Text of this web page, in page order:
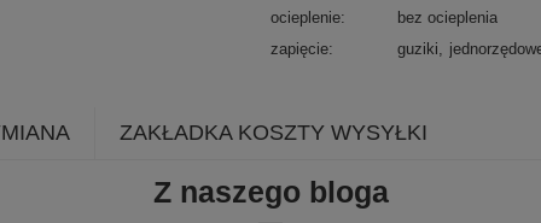
ocieplenie
bez ocieplenia
zapięcie
guziki
ZAKŁADKA KOSZTY WYSYŁKI
Z naszego bloga